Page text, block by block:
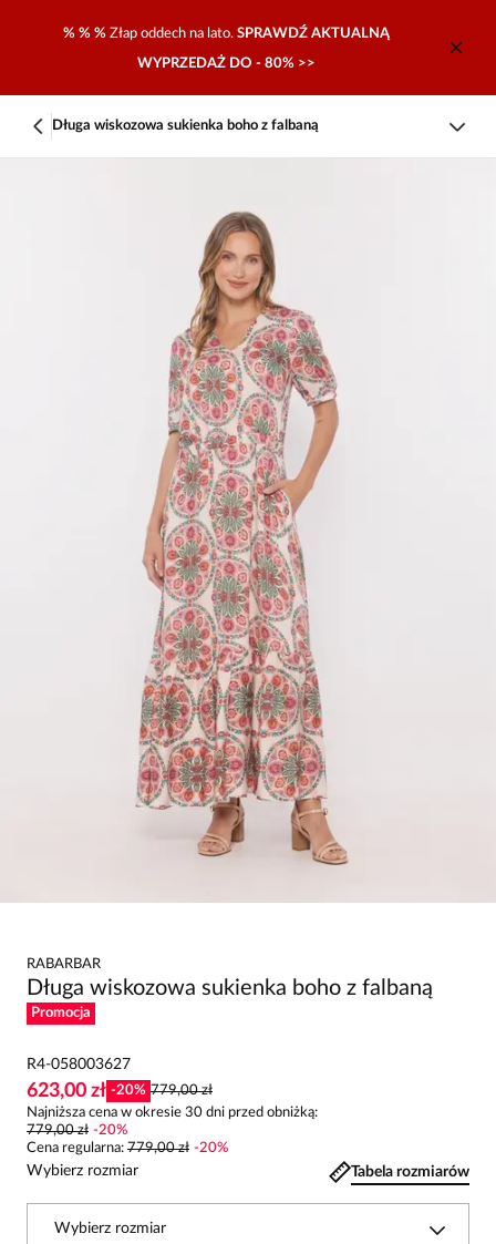
% % % Złap oddech na lato. SPRAWDŹ AKTUALNĄ
WYPRZEDAŻ DO - 80% >>
Długa wiskozowa sukienka boho z falbaną
RABARBAR
Długa wiskozowa sukienka boho z falbaną
Promocja
R4-058003627
623,00 zł -20% 779,00 zł
Najniższa cena w okresie 30 dni przed obniżką:
779,00 zł -20%
Cena regularna: 779,00 zł -20%
Wybierz rozmiar Tabela rozmiarów
Wybierz rozmiar